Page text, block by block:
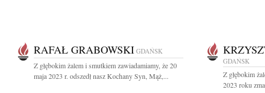
RAFAŁ GRABOWSKI GDAŃSK
Z głębokim żalem i smutkiem zawiadamiamy, że 20
maja 2023 r. odszedł nasz Kochany Syn, Mąż,...
GDAŃSK
Z głębokim
2023 roku